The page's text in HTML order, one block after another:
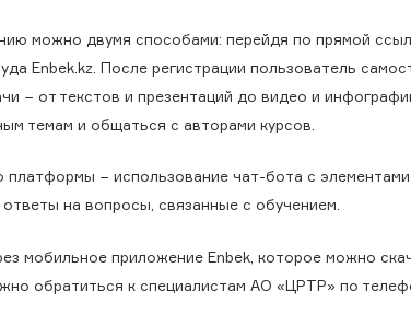
можно двумя способами: перейдя по прямой
Enbek.kz. После регистрации пользователь
− от текстов и презентаций до видео и
темам и общаться с авторами курсов.
− использование чат-бота с
на вопросы, связанные с обучением.
мобильное приложение Enbek, которое можно
обратиться к специалистам АО «ЦРТР» по